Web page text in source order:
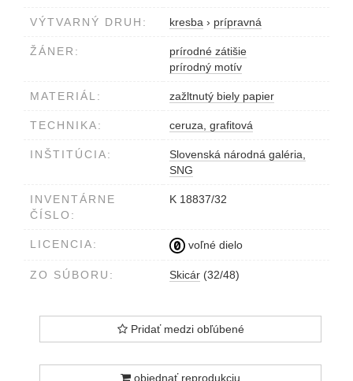
VÝTVARNÝ DRUH: kresba › prípravná
ŽÁNER:
prírodné zátišie
prírodný motív
MATERIÁL: zažltnutý biely papier
TECHNIKA: ceruza, grafitová
INŠTITÚCIA:
Slovenská národná galéria,
SNG
INVENTÁRNE
ČÍSLO:
K 18837/32
LICENCIA: voľné dielo
ZO SÚBORU: Skicár (32/48)
Pridať medzi obľúbené
objednať reprodukciu